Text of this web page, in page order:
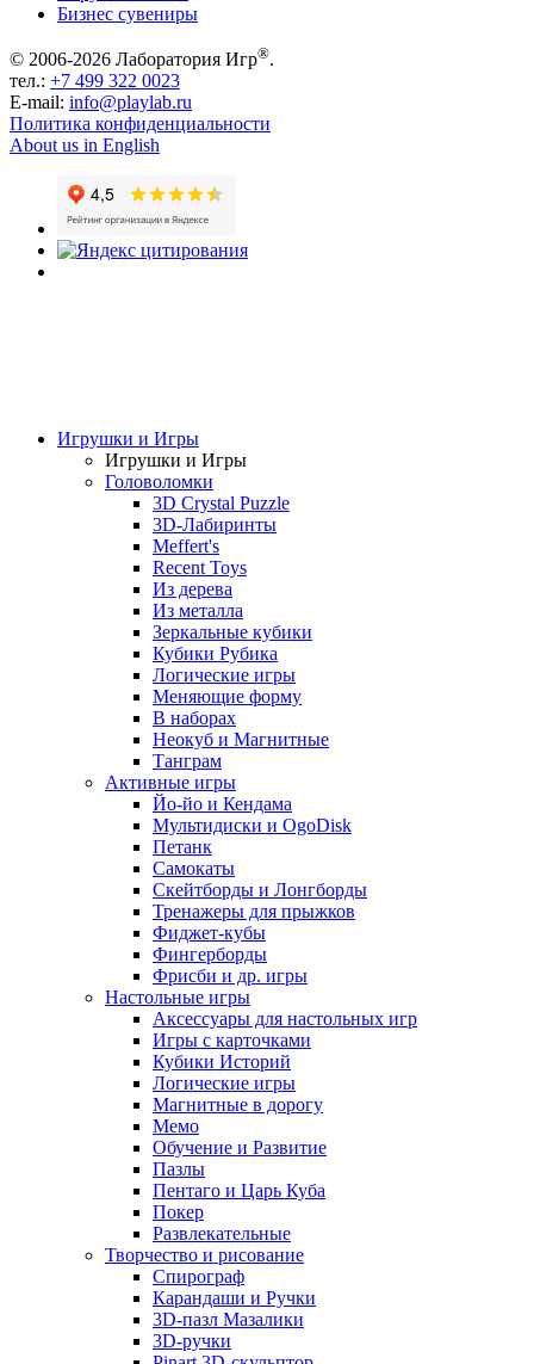
Бизнес сувениры
© 2006-2026 Лаборатория Игр®.
тел.: +7 499 322 0023
E-mail: info@playlab.ru
Политика конфиденциальности
About us in English
Игрушки и Игры
Игрушки и Игры
Головоломки
3D Crystal Puzzle
3D-Лабиринты
Meffert's
Recent Toys
Из дерева
Из металла
Зеркальные кубики
Кубики Рубика
Логические игры
Меняющие форму
В наборах
Неокуб и Магнитные
Танграм
Активные игры
Йо-йо и Кендама
Мультидиски и OgoDisk
Петанк
Самокаты
Скейтборды и Лонгборды
Тренажеры для прыжков
Фиджет-кубы
Фингерборды
Фрисби и др. игры
Настольные игры
Аксессуары для настольных игр
Игры с карточками
Кубики Историй
Логические игры
Магнитные в дорогу
Мемо
Обучение и Развитие
Пазлы
Пентаго и Царь Куба
Покер
Развлекательные
Творчество и рисование
Спирограф
Карандаши и Ручки
3D-пазл Мазалики
3D-ручки